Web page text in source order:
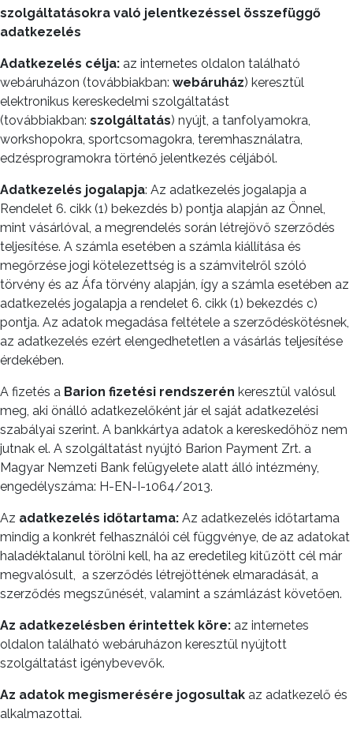
szolgáltatásokra való jelentkezéssel összefüggő
adatkezelés
Adatkezelés célja: az internetes oldalon található
webáruházon (továbbiakban: webáruház) keresztül
elektronikus kereskedelmi szolgáltatást
(továbbiakban: szolgáltatás) nyújt, a tanfolyamokra,
workshopokra, sportcsomagokra, teremhasználatra,
edzésprogramokra történő jelentkezés céljából.
Adatkezelés jogalapja: Az adatkezelés jogalapja a
Rendelet 6. cikk (1) bekezdés b) pontja alapján az Önnel,
mint vásárlóval, a megrendelés során létrejövő szerződés
teljesítése. A számla esetében a számla kiállítása és
megőrzése jogi kötelezettség is a számvitelről szóló
törvény és az Áfa törvény alapján, így a számla esetében az
adatkezelés jogalapja a rendelet 6. cikk (1) bekezdés c)
pontja. Az adatok megadása feltétele a szerződéskötésnek,
az adatkezelés ezért elengedhetetlen a vásárlás teljesítése
érdekében.
A fizetés a Barion fizetési rendszerén keresztül valósul
meg, aki önálló adatkezelőként jár el saját adatkezelési
szabályai szerint. A bankkártya adatok a kereskedőhöz nem
jutnak el. A szolgáltatást nyújtó Barion Payment Zrt. a
Magyar Nemzeti Bank felügyelete alatt álló intézmény,
engedélyszáma: H-EN-I-1064/2013.
Az adatkezelés időtartama: Az adatkezelés időtartama
mindig a konkrét felhasználói cél függvénye, de az adatokat
haladéktalanul törölni kell, ha az eredetileg kitűzött cél már
megvalósult, a szerződés létrejöttének elmaradását, a
szerződés megszűnését, valamint a számlázást követően.
Az adatkezelésben érintettek köre: az internetes
oldalon található webáruházon keresztül nyújtott
szolgáltatást igénybevevők.
Az adatok megismerésére jogosultak az adatkezelő és
alkalmazottai.